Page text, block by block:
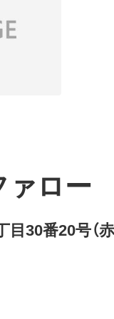
ロー
30番20号（